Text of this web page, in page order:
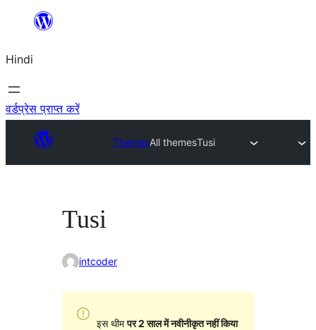
सामग्री
जाएं
Hindi
वर्डप्रेस प्राप्त करें
ThemesAll themesTusi
Tusi
intcoder
इस थीमपर 2 साल में नवीनीकृत नहीं किया